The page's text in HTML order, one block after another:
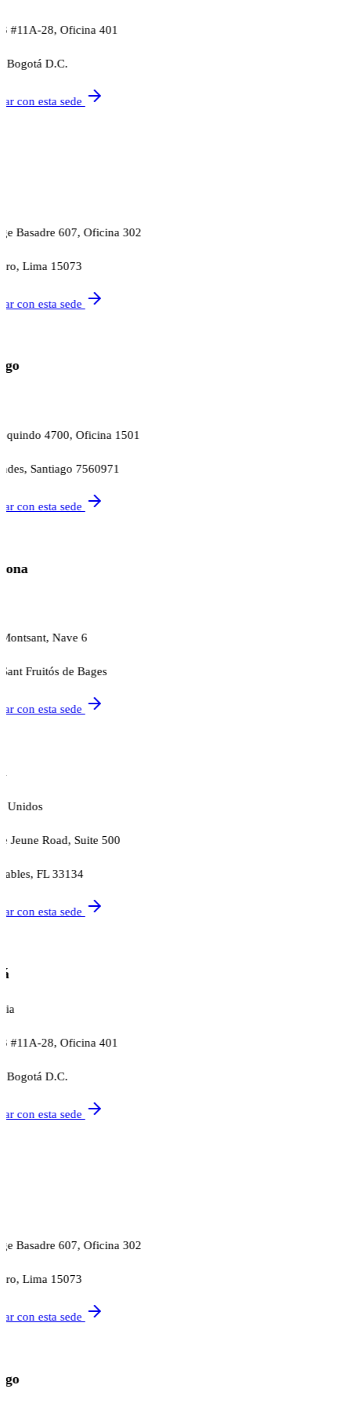
#11A-28, Oficina 401
Bogotá D.C.
con esta sede
Basadre 607, Oficina 302
Lima 15073
con esta sede
4700, Oficina 1501
Santiago 7560971
con esta sede
Nave 6
Fruitós de Bages
con esta sede
Unidos
Jeune Road, Suite 500
FL 33134
con esta sede
#11A-28, Oficina 401
Bogotá D.C.
con esta sede
Basadre 607, Oficina 302
Lima 15073
con esta sede